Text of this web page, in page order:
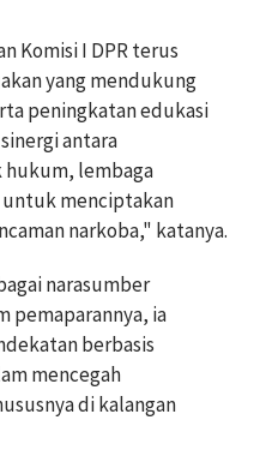
Komisi I DPR terus
yang mendukung
peningkatan edukasi
antara
hukum, lembaga
untuk menciptakan
narkoba," katanya.
narasumber
pemaparannya, ia
berbasis
mencegah
di kalangan